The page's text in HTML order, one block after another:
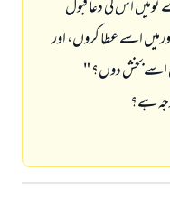
توميں اس كي دعا قبول
اسے عطا كروں، اور
اسےبخش دوں؟ "